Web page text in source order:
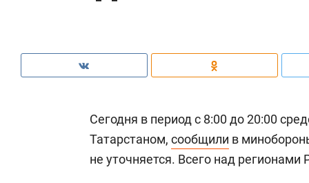
Сегодня в период с 8:00 до 20:00
Татарстаном, сообщили в
не уточняется. Всего над